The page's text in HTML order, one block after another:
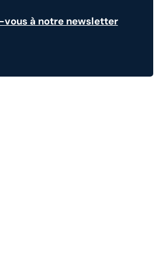
vous à notre newsletter